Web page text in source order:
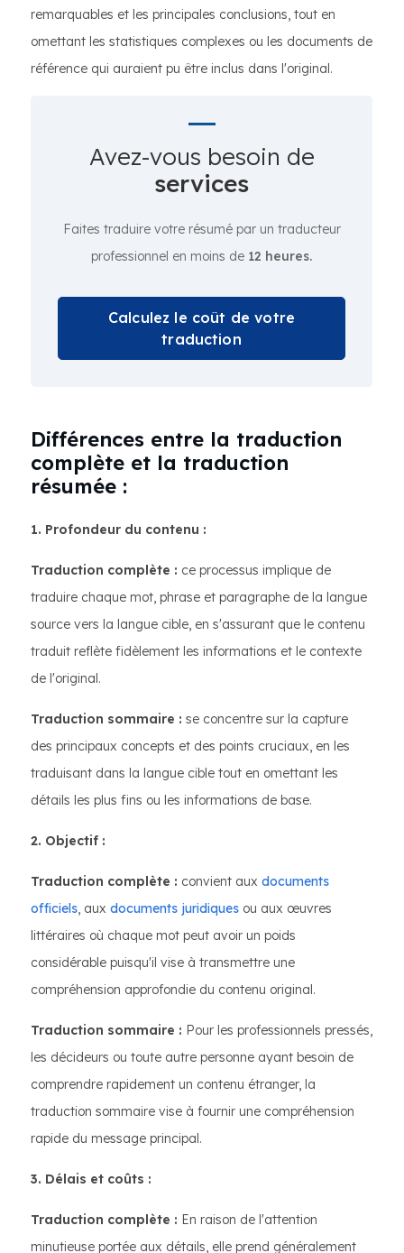
remarquables et les principales conclusions, tout en
omettant les statistiques complexes ou les documents de
référence qui auraient pu être inclus dans l'original.
Avez-vous besoin de
services
Faites traduire votre résumé par un traducteur
professionnel en moins de 12 heures.
Calculez le coût de votre
traduction
Différences entre la traduction
complète et la traduction
résumée :
1. Profondeur du contenu :
Traduction complète : ce processus implique de
traduire chaque mot, phrase et paragraphe de la langue
source vers la langue cible, en s'assurant que le contenu
traduit reflète fidèlement les informations et le contexte
de l'original.
Traduction sommaire : se concentre sur la capture
des principaux concepts et des points cruciaux, en les
traduisant dans la langue cible tout en omettant les
détails les plus fins ou les informations de base.
2. Objectif :
Traduction complète : convient aux documents
officiels, aux documents juridiques ou aux œuvres
littéraires où chaque mot peut avoir un poids
considérable puisqu'il vise à transmettre une
compréhension approfondie du contenu original.
Traduction sommaire : Pour les professionnels pressés,
les décideurs ou toute autre personne ayant besoin de
comprendre rapidement un contenu étranger, la
traduction sommaire vise à fournir une compréhension
rapide du message principal.
3. Délais et coûts :
Traduction complète : En raison de l'attention
minutieuse portée aux détails, elle prend généralement